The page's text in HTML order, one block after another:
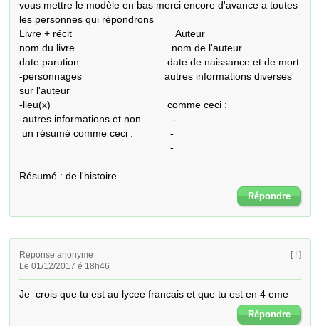
vous mettre le modèle en bas merci encore d'avance a toutes
les personnes qui répondrons
Livre + récit	                               Auteur
nom du livre                                  nom de l'auteur
date parution                               date de naissance et de mort
-personnages                             autres informations diverses
sur l'auteur
-lieu(x)                                         comme ceci :
-autres informations et non           -
un résumé comme ceci :             -
                                                     -
Résumé : de l'histoire
Répondre
Réponse anonyme
Le 01/12/2017 é 18h46
[ ! ]
Je  crois que tu est au lycee francais et que tu est en 4 eme
Répondre